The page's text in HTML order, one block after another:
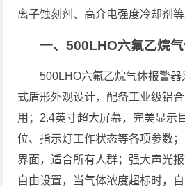
离子蚀刻剂、高介电强度冷却剂等
一、500LHO六氟乙烷
500LHO六氟乙烷气体报警
式盾形外观设计，配备工业级铝
用；2.4英寸超大屏幕，完美显示
位、指示灯工作状态等各项参数
界面，适合所有人群；强大声光
自由设置，当气体浓度超标时，